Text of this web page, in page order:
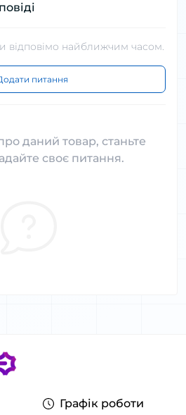
відповімо найближчим часом.
питання
даний товар, станьте
своє питання.
Графік роботи